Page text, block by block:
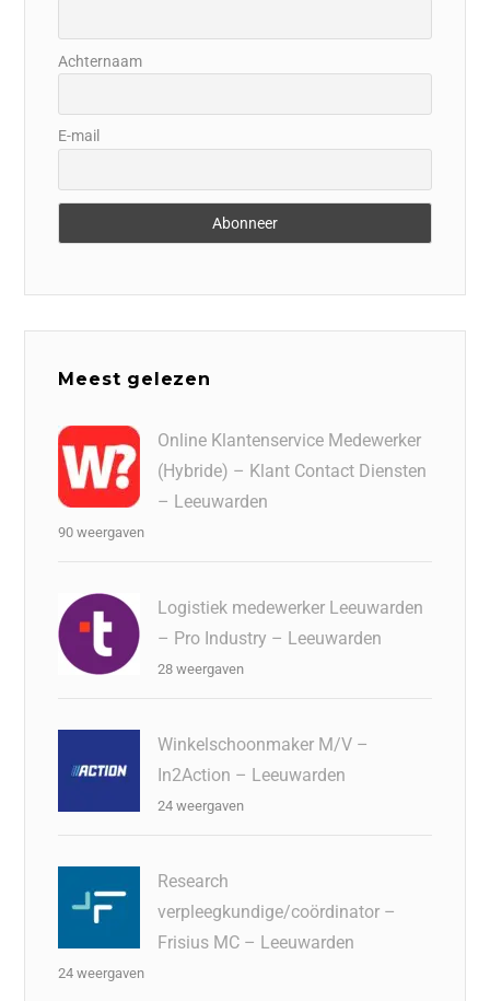
Achternaam
E-mail
Meest gelezen
Online Klantenservice Medewerker
(Hybride) – Klant Contact Diensten
– Leeuwarden
90 weergaven
Logistiek medewerker Leeuwarden
– Pro Industry – Leeuwarden
28 weergaven
Winkelschoonmaker M/V –
In2Action – Leeuwarden
24 weergaven
Research
verpleegkundige/coördinator –
Frisius MC – Leeuwarden
24 weergaven